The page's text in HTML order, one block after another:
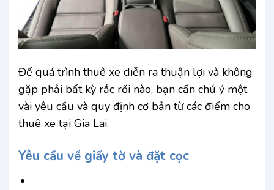
Để quá trình thuê xe diễn ra thuận lợi và không
gặp phải bất kỳ rắc rối nào, bạn cần chú ý một
vài yêu cầu và quy định cơ bản từ các điểm cho
thuê xe tại Gia Lai.
Yêu cầu về giấy tờ và đặt cọc